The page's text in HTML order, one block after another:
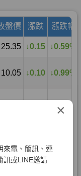
×
來電、簡訊、連
訊或LINE邀請